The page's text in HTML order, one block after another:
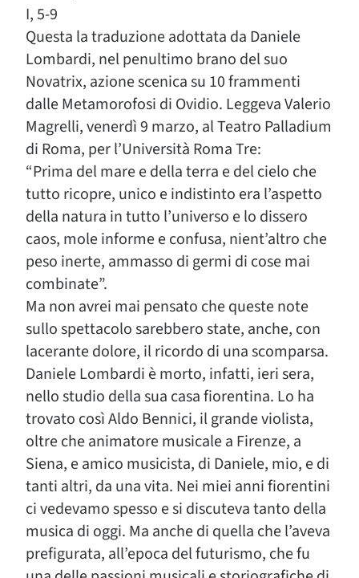
I, 5-9
Questa la traduzione adottata da Daniele
Lombardi, nel penultimo brano del suo
Novatrix, azione scenica su 10 frammenti
dalle Metamorofosi di Ovidio. Leggeva Valerio
Magrelli, venerdì 9 marzo, al Teatro Palladium
di Roma, per l’Università Roma Tre:
“Prima del mare e della terra e del cielo che
tutto ricopre, unico e indistinto era l’aspetto
della natura in tutto l’universo e lo dissero
caos, mole informe e confusa, nient’altro che
peso inerte, ammasso di germi di cose mai
combinate”.
Ma non avrei mai pensato che queste note
sullo spettacolo sarebbero state, anche, con
lacerante dolore, il ricordo di una scomparsa.
Daniele Lombardi è morto, infatti, ieri sera,
nello studio della sua casa fiorentina. Lo ha
trovato così Aldo Bennici, il grande violista,
oltre che animatore musicale a Firenze, a
Siena, e amico musicista, di Daniele, mio, e di
tanti altri, da una vita. Nei miei anni fiorentini
ci vedevamo spesso e si discuteva tanto della
musica di oggi. Ma anche di quella che l’aveva
prefigurata, all’epoca del futurismo, che fu